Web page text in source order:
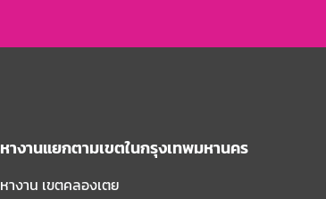
หางานแยกตามเขตในกรุงเทพมหานคร
หางาน เขตคลองเตย